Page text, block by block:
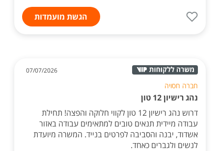
הגשת מועמדות
07/07/2026
חברה חסויה
נהג רישיון 12 טון
דרוש נהג רישיון 12 טון לקווי חלוקה והפצה! תחילת
עבודה מיידית תנאים טובים למתאימים עבודה באזור
אשדוד, יבנה והסביבה לפרטים בנייד. המשרה מיועדת
לנשים ולגברים כאחד.